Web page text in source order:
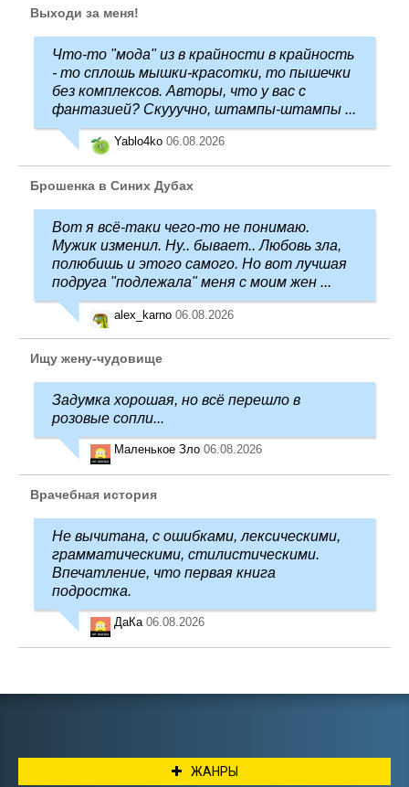
Выходи за меня!
Что-то "мода" из в крайности в крайность
- то сплошь мышки-красотки, то пышечки
без комплексов. Авторы, что у вас с
фантазией? Скууучно, штампы-штампы ...
Yablo4ko 06.08.2026
Брошенка в Синих Дубах
Вот я всё-таки чего-то не понимаю.
Мужик изменил. Ну.. бывает.. Любовь зла,
полюбишь и этого самого. Но вот лучшая
подруга "подлежала" меня с моим жен ...
alex_karno 06.08.2026
Ищу жену-чудовище
Задумка хорошая, но всё перешло в
розовые сопли...
Маленькое Зло 06.08.2026
Врачебная история
Не вычитана, с ошибками, лексическими,
грамматическими, стилистическими.
Впечатление, что первая книга
подростка.
ДаКа 06.08.2026
ЖАНРЫ